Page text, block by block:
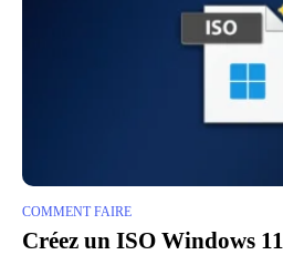
COMMENT FAIRE
Créez un ISO Windows